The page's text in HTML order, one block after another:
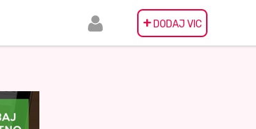
+ DODAJ VIC